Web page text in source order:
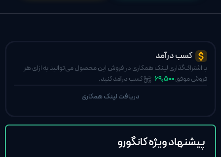
کسب درآمد
با اشتراک‌گذاری لینک همکاری در فروش این محصول می‌توانید به ازای هر
فروش موفق69,500
کسب درآمد کنید.
دریافت لینک همکاری
پیشنهاد ویژه کانگورو